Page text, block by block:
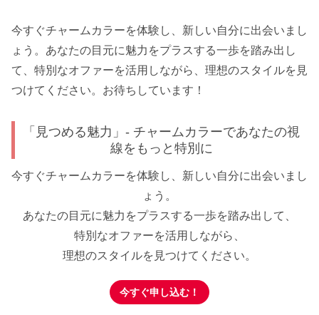
今すぐチャームカラーを体験し、新しい自分に出会いまし
ょう。あなたの目元に魅力をプラスする一歩を踏み出し
て、特別なオファーを活用しながら、理想のスタイルを見
つけてください。お待ちしています！
「見つめる魅力」- チャームカラーであなたの視
線をもっと特別に
今すぐチャームカラーを体験し、新しい自分に出会いまし
ょう。
あなたの目元に魅力をプラスする一歩を踏み出して、
特別なオファーを活用しながら、
理想のスタイルを見つけてください。
今すぐ申し込む！